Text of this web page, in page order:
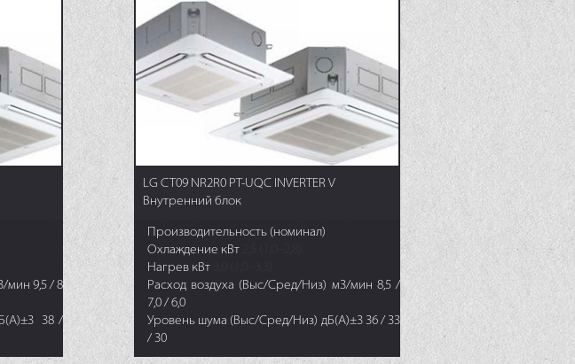
мин 9,5 / 8
38 /
LG CT09 NR2R0 PT-UQC INVERTER V
Внутренний блок
Производительность (номинал)
Охлаждение кВт
Нагрев кВт
Расход воздуха (Выс/Сред/Низ) м3/мин 8,5 /
7,0 / 6,0
Уровень шума (Выс/Сред/Низ) дБ(А)±3 36 / 33
/ 30